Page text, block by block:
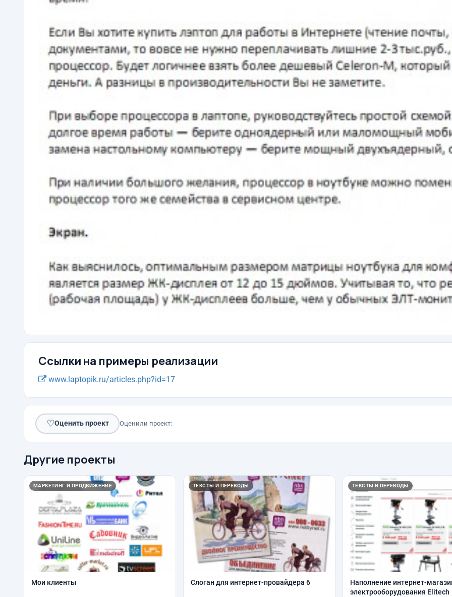
Ссылки на примеры реализации
www.laptopik.ru/articles.php?id=17
♡Оценить проект Оценили проект:
Другие проекты
МАРКЕТИНГ И ПРОДВИЖЕНИЕ
Мои клиенты
ТЕКСТЫ И ПЕРЕВОДЫ
Слоган для интернет-провайдера 6
ТЕКСТЫ И ПЕРЕВОДЫ
Наполнение интернет-
электрооборудования Elitech